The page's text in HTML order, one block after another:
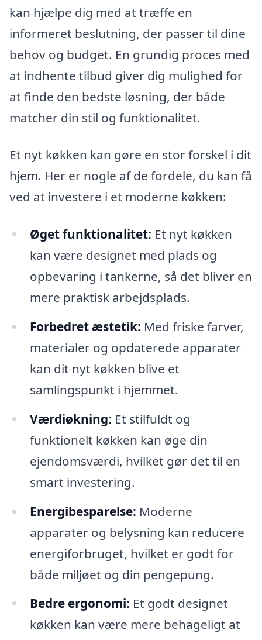
kan hjælpe dig med at træffe en
informeret beslutning, der passer til dine
behov og budget. En grundig proces med
at indhente tilbud giver dig mulighed for
at finde den bedste løsning, der både
matcher din stil og funktionalitet.
Et nyt køkken kan gøre en stor forskel i dit
hjem. Her er nogle af de fordele, du kan få
ved at investere i et moderne køkken:
Øget funktionalitet: Et nyt køkken
kan være designet med plads og
opbevaring i tankerne, så det bliver en
mere praktisk arbejdsplads.
Forbedret æstetik: Med friske farver,
materialer og opdaterede apparater
kan dit nyt køkken blive et
samlingspunkt i hjemmet.
Værdiøkning: Et stilfuldt og
funktionelt køkken kan øge din
ejendomsværdi, hvilket gør det til en
smart investering.
Energibesparelse: Moderne
apparater og belysning kan reducere
energiforbruget, hvilket er godt for
både miljøet og din pengepung.
Bedre ergonomi: Et godt designet
køkken kan være mere behageligt at